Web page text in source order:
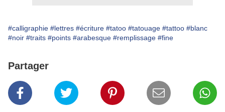
#calligraphie #lettres #écriture #tatoo #tatouage #tattoo #blanc
#noir #traits #points #arabesque #remplissage #fine
Partager